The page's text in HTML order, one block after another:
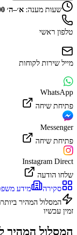
שעות מענה: א׳–ה׳ 08:00–16:00 · ו׳ 08:00–13:00
טלפון ראשי
מייל שירות לקוחות
WhatsApp
פתיחת שיחה
Messenger
פתיחת שיחה
Instagram Direct
שלחו הודעה
סקירה
מידע
המסלול המהיר ביותר
זמין עכשיו
המסלול המהיר